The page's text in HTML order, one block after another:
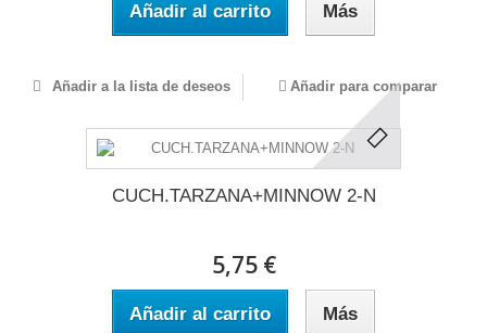
Añadir al carrito Más
Añadir a la lista de deseos Añadir para comparar
CUCH.TARZANA+MINNOW 2-N
5,75 €
Añadir al carrito Más